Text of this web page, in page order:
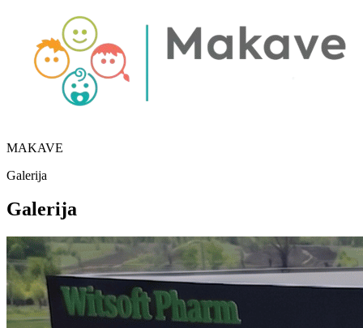
MAKAVE
Galerija
Galerija